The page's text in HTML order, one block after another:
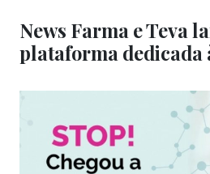
News Farma e Teva
plataforma dedicada